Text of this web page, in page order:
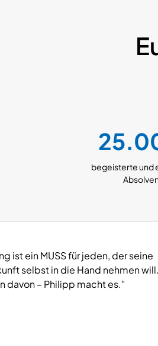
begeisterte und
ist ein MUSS für jeden, der seine
selbst in die Hand nehmen
davon – Philipp macht es."